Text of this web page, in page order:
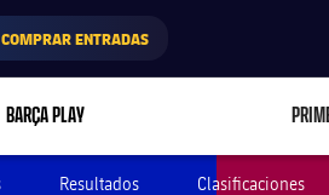
COMPRAR ENTRADAS
BARÇA PLAY
Resultados Clasificaciones